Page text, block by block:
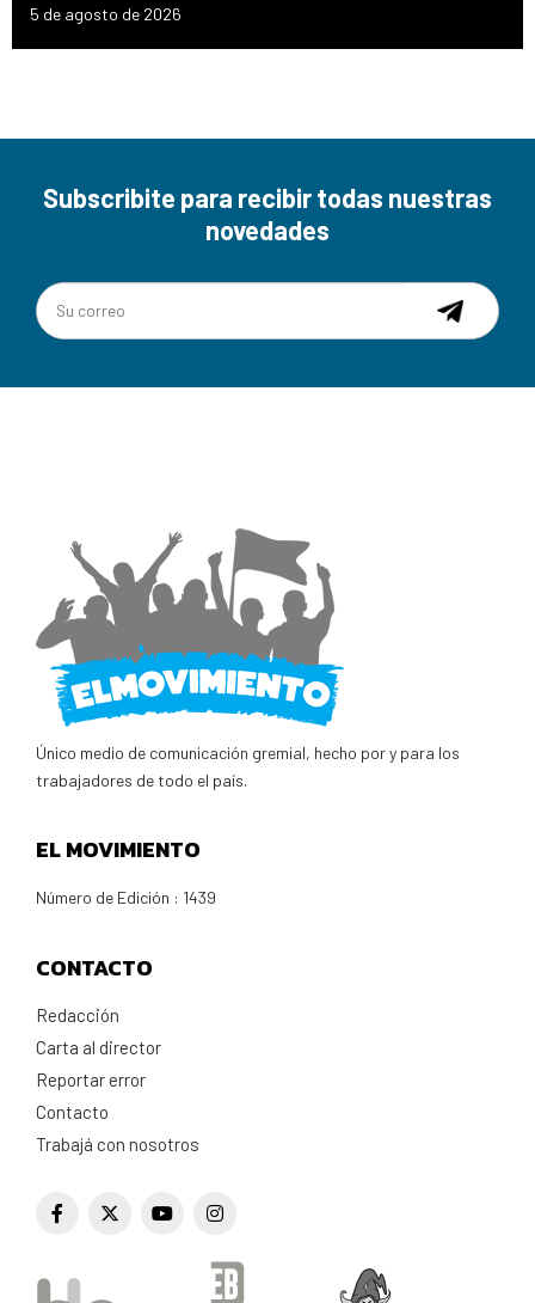
5 de agosto de 2026
Subscribite para recibir todas nuestras
novedades
Único medio de comunicación gremial, hecho por y para los
trabajadores de todo el país.
EL MOVIMIENTO
Número de Edición : 1439
CONTACTO
Redacción
Carta al director
Reportar error
Contacto
Trabajá con nosotros